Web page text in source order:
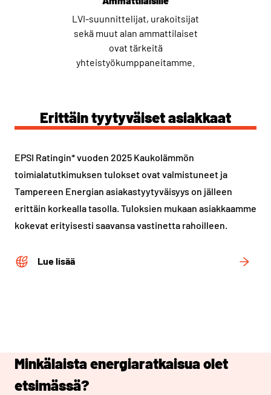
LVI-suunnittelijat, urakoitsijat
sekä muut alan ammattilaiset
ovat tärkeitä
yhteistyökumppaneitamme.
Erittäin tyytyväiset asiakkaat
EPSI Ratingin* vuoden 2025 Kaukolämmön
toimialatutkimuksen tulokset ovat valmistuneet ja
Tampereen Energian asiakastyytyväisyys on jälleen
erittäin korkealla tasolla. Tuloksien mukaan asiakkaamme
kokevat erityisesti saavansa vastinetta rahoilleen.
Lue lisää
Minkälaista energiaratkaisua olet
etsimässä?